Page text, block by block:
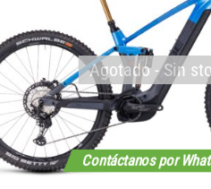
Contáctanos por
Agotado - Sin